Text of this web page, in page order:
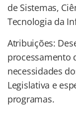
de Sistemas,
Tecnologia da
Atribuições:
processamento
necessidades
Legislativa e
programas.